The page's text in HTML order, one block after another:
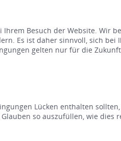
Besuch der Website. Wir
Es ist daher sinnvoll, sich
gelten nur für die
Lücken enthalten
so auszufüllen, wie